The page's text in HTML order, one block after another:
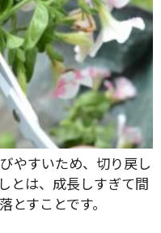
やすいため、切り戻し
とは、成長しすぎて間
すことです。